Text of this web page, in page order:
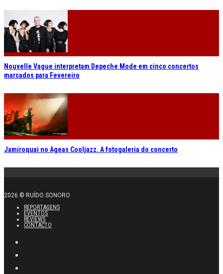
Nouvelle Vague interpretam Depeche Mode em cinco concertos
marcados para Fevereiro
Jamiroquai no Ageas Cooljazz. A fotogaleria do concerto
2026 © RUÍDO SONORO
REPORTAGENS
EVENTOS
REVIEWS
CONTACTO